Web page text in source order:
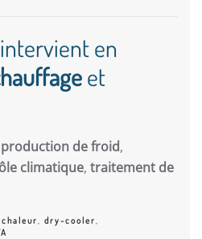
intervient en
et
production de froid,
climatique, traitement de
, dry-cooler,